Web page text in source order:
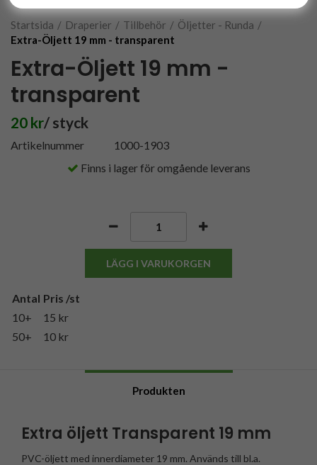
Startsida / Draperier / Tillbehör / Öljetter - Runda /
Extra-Öljett 19 mm - transparent
Extra-Öljett 19 mm -
transparent
20 kr/ styck
Artikelnummer
1000-1903
Finns i lager för omgående leverans
LÄGG I VARUKORGEN
Antal Pris /st
10+
15 kr
50+
10 kr
Produkten
Extra öljett Transparent 19 mm
PVC-öljett med innerdiameter 19 mm. Används till bl.a.